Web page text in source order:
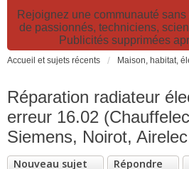
Rejoignez une communauté
de passionnés, techniciens,
Publicités supprimées
Accueil et sujets récents
Réparation radiateur
erreur 16.02
Siemens, Noirot,
Nouveau sujet Répondre